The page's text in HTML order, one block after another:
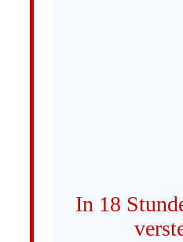
In 18